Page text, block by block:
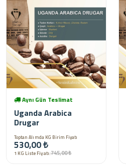
Aynı Gün Teslimat
Uganda Arabica
Drugar
Toptan Alımda KG Birim Fiyatı
530,00 ₺
1 KG Liste Fiyatı:745,00 ₺